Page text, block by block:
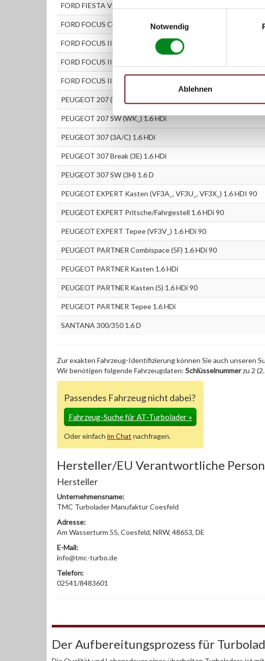
Einwilligungsauswahl
Notwendig
Ablehnen
FORD FIESTA VI 1.6 TDCi
FORD FOCUS C-MAX 1.6 TDCi
FORD FOCUS II (DA_) 1.6 TDCi
FORD FOCUS II Stufenheck (DA_) 1.6 TDCi
FORD FOCUS II Turnier (DAW_) 1.6 TDCi
PEUGEOT 207 (WA_, WC_) 1.6 HDi
PEUGEOT 207 SW (WK_) 1.6 HDi
PEUGEOT 307 (3A/C) 1.6 HDi
PEUGEOT 307 Break (3E) 1.6 HDi
PEUGEOT 307 SW (3H) 1.6 D
PEUGEOT EXPERT Kasten (VF3A_, VF3U_, VF3X_) 1.6 HDI 90
PEUGEOT EXPERT Pritsche/Fahrgestell 1.6 HDi 90
PEUGEOT EXPERT Tepee (VF3V_) 1.6 HDi 90
PEUGEOT PARTNER Combispace (5F) 1.6 HDi 90
PEUGEOT PARTNER Kasten 1.6 HDi
PEUGEOT PARTNER Kasten (5) 1.6 HDi 90
PEUGEOT PARTNER Tepee 1.6 HDi
SANTANA 300/350 1.6 D
Zur exakten Fahrzeug-Identifizierung können Sie auch unseren
Wir benötigen folgende Fahrzeugdaten: Schlüsselnummerzu 2
Passendes Fahrzeug nicht dabei?
Fahrzeug-Suche für AT-Turbolader»
Oder einfach im Chat nachfragen.
Hersteller/EU Verantwortliche Person
Hersteller
Unternehmensname:
TMC Turbolader Manufaktur Coesfeld
Adresse:
Am Wasserturm 55, Coesfeld, NRW, 48653, DE
E-Mail:
info@tmc-turbo.de
Telefon:
02541/8483601
Der Aufbereitungsprozess für